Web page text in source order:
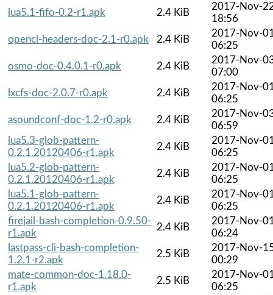
lua5.1-fifo-0.2-r1.apk
2.4 KiB
2017-Nov-
18:56
opencl-headers-doc-2.1-r0.apk
2.4 KiB
2017-Nov-
06:25
osmo-doc-0.4.0.1-r0.apk
2.4 KiB
2017-Nov-
07:00
lxcfs-doc-2.0.7-r0.apk
2.4 KiB
2017-Nov-
06:25
asoundconf-doc-1.2-r0.apk
2.4 KiB
2017-Nov-
06:59
lua5.3-glob-pattern-
0.2.1.20120406-r1.apk
2.4 KiB
2017-Nov-
06:25
lua5.2-glob-pattern-
0.2.1.20120406-r1.apk
2.4 KiB
2017-Nov-
06:25
lua5.1-glob-pattern-
0.2.1.20120406-r1.apk
2.4 KiB
2017-Nov-
06:25
firejail-bash-completion-0.9.50-
r1.apk
2.4 KiB
2017-Nov-
06:24
lastpass-cli-bash-completion-
1.2.1-r2.apk
2.5 KiB
2017-Nov-
00:29
mate-common-doc-1.18.0-
r1.apk
2.5 KiB
2017-Nov-
06:25